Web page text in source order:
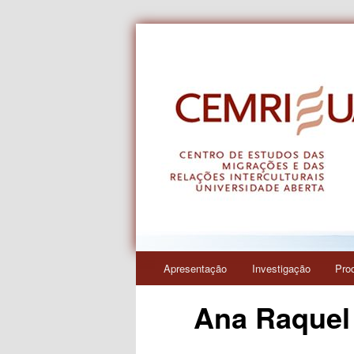
principal
Saltar
Apresentação Investigação
Ana